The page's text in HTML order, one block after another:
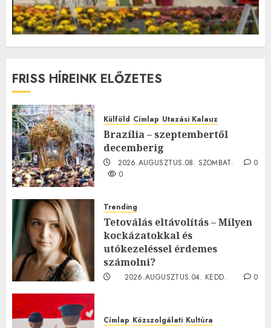
FRISS HÍREINK ELŐZETES
Külföld Címlap Utazási Kalauz
Brazília – szeptembertől
decemberig
2026.AUGUSZTUS.08. SZOMBAT.
0
0
Trending
Tetoválás eltávolítás – Milyen
kockázatokkal és
utókezeléssel érdemes
számolni?
2026.AUGUSZTUS.04. KEDD.
0
Címlap Közszolgálati Kultúra